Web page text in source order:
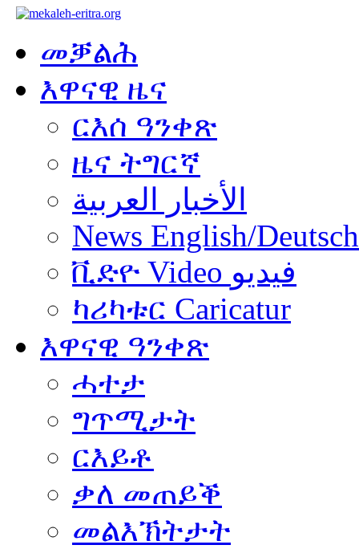
መቓልሕ
እዋናዊ ዜና
ርእሰ ዓንቀጽ
ዜና ትግርኛ
الأخبار العربية
News English/Deutsch
ቪድዮ Video فيديو
ካሪካቱር Caricatur
እዋናዊ ዓንቀጽ
ሓተታ
ግጥሚታት
ርእይቶ
ቃለ መጠይቕ
መልእኽትታት